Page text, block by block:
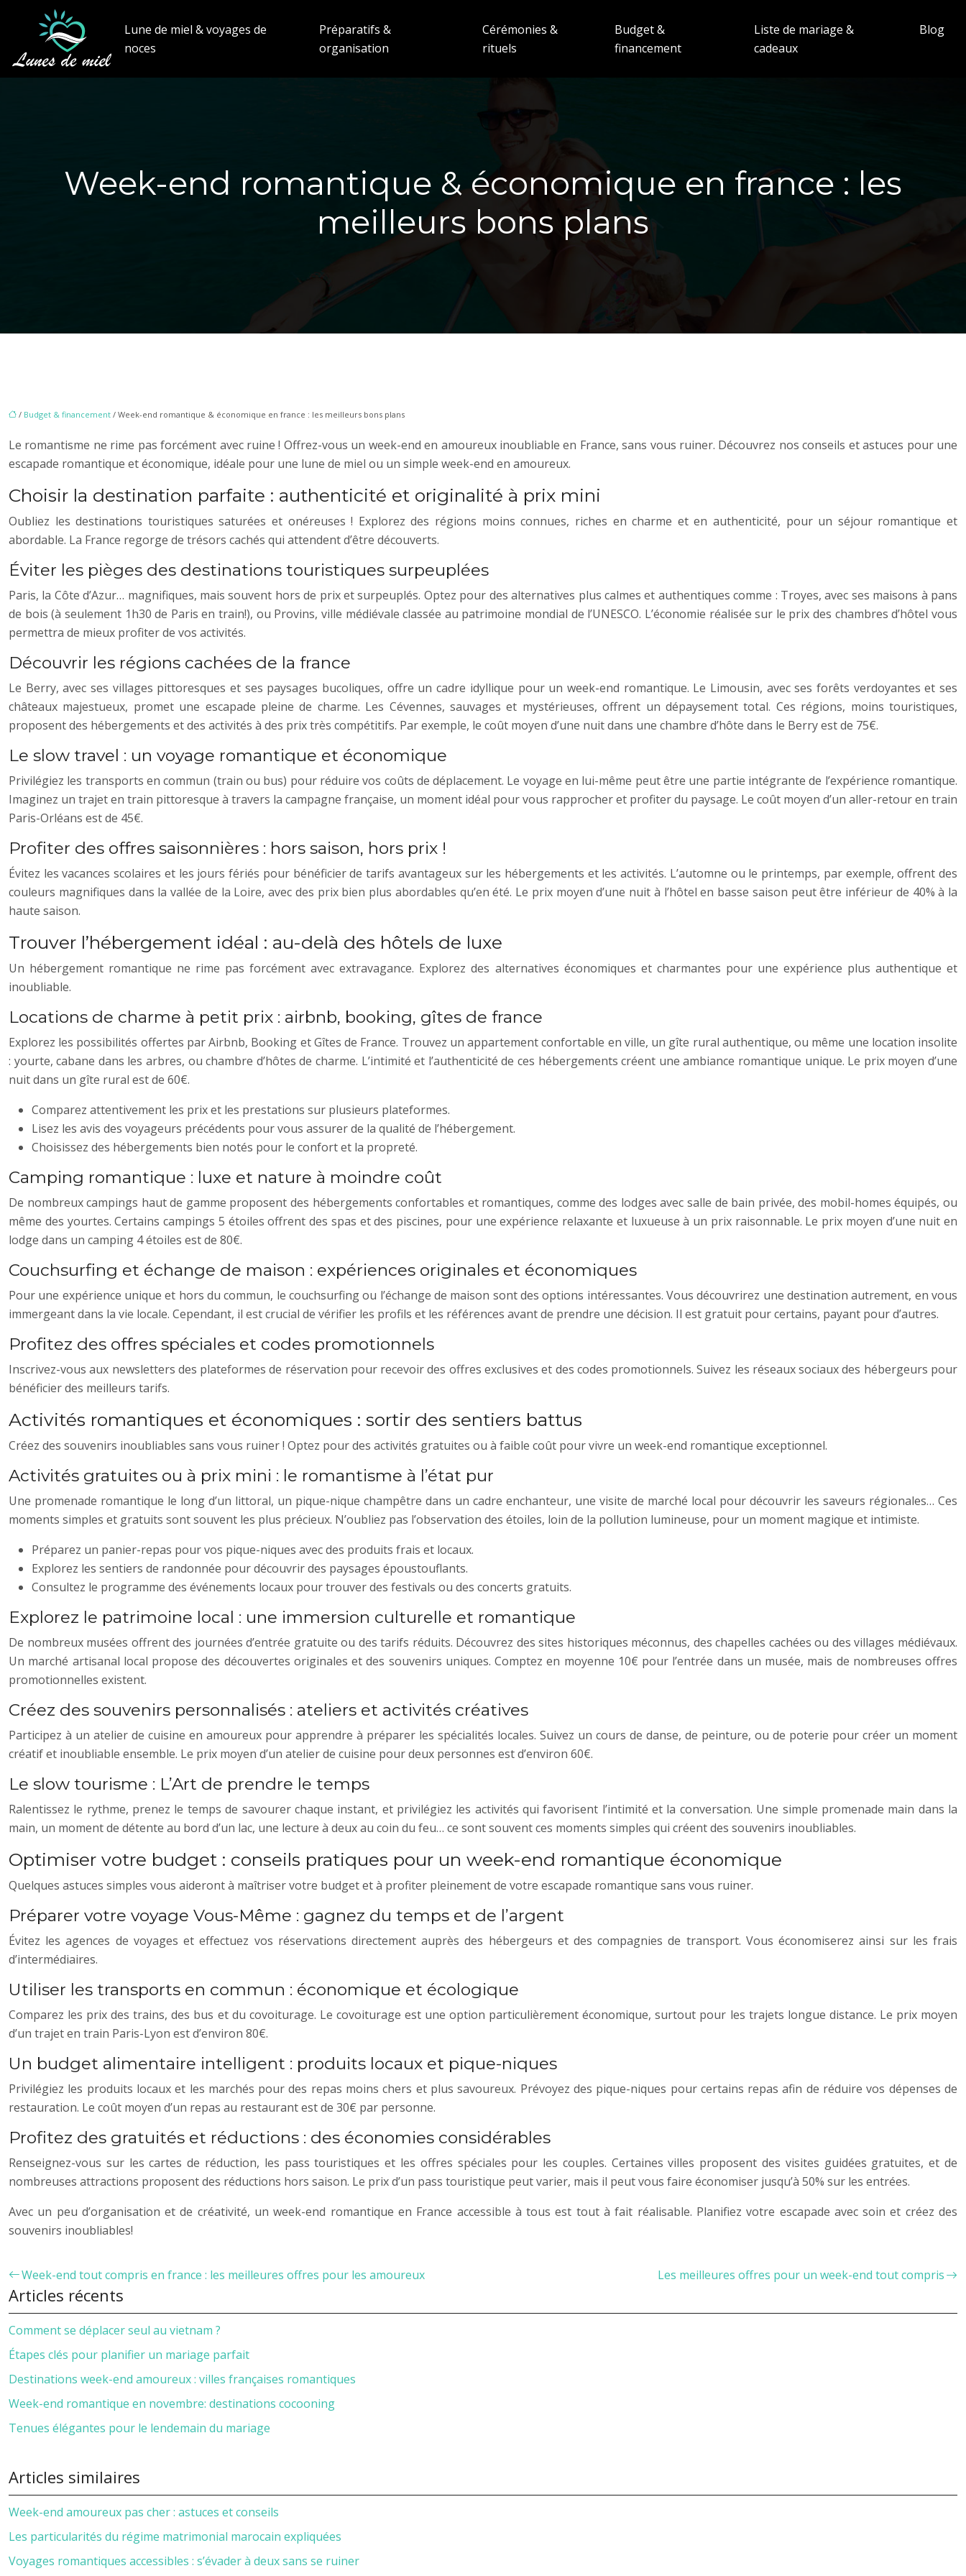
Lune de miel & voyages de
noces
Préparatifs &
organisation
Cérémonies &
rituels
Budget &
financement
Liste de mariage &
cadeaux
Blog
Week-end romantique & économique en france : les
meilleurs bons plans
/ Budget & financement / Week-end romantique & économique en france : les meilleurs bons plans
Le romantisme ne rime pas forcément avec ruine ! Offrez-vous un week-end en amoureux inoubliable en France, sans vous ruiner. Découvrez nos conseils et astuces pour une
escapade romantique et économique, idéale pour une lune de miel ou un simple week-end en amoureux.
Choisir la destination parfaite : authenticité et originalité à prix mini
Oubliez les destinations touristiques saturées et onéreuses ! Explorez des régions moins connues, riches en charme et en authenticité, pour un séjour romantique et
abordable. La France regorge de trésors cachés qui attendent d’être découverts.
Éviter les pièges des destinations touristiques surpeuplées
Paris, la Côte d’Azur… magnifiques, mais souvent hors de prix et surpeuplés. Optez pour des alternatives plus calmes et authentiques comme : Troyes, avec ses maisons à pans
de bois (à seulement 1h30 de Paris en train!), ou Provins, ville médiévale classée au patrimoine mondial de l’UNESCO. L’économie réalisée sur le prix des chambres d’hôtel vous
permettra de mieux profiter de vos activités.
Découvrir les régions cachées de la france
Le Berry, avec ses villages pittoresques et ses paysages bucoliques, offre un cadre idyllique pour un week-end romantique. Le Limousin, avec ses forêts verdoyantes et ses
châteaux majestueux, promet une escapade pleine de charme. Les Cévennes, sauvages et mystérieuses, offrent un dépaysement total. Ces régions, moins touristiques,
proposent des hébergements et des activités à des prix très compétitifs. Par exemple, le coût moyen d’une nuit dans une chambre d’hôte dans le Berry est de 75€.
Le slow travel : un voyage romantique et économique
Privilégiez les transports en commun (train ou bus) pour réduire vos coûts de déplacement. Le voyage en lui-même peut être une partie intégrante de l’expérience romantique.
Imaginez un trajet en train pittoresque à travers la campagne française, un moment idéal pour vous rapprocher et profiter du paysage. Le coût moyen d’un aller-retour en train
Paris-Orléans est de 45€.
Profiter des offres saisonnières : hors saison, hors prix !
Évitez les vacances scolaires et les jours fériés pour bénéficier de tarifs avantageux sur les hébergements et les activités. L’automne ou le printemps, par exemple, offrent des
couleurs magnifiques dans la vallée de la Loire, avec des prix bien plus abordables qu’en été. Le prix moyen d’une nuit à l’hôtel en basse saison peut être inférieur de 40% à la
haute saison.
Trouver l’hébergement idéal : au-delà des hôtels de luxe
Un hébergement romantique ne rime pas forcément avec extravagance. Explorez des alternatives économiques et charmantes pour une expérience plus authentique et
inoubliable.
Locations de charme à petit prix : airbnb, booking, gîtes de france
Explorez les possibilités offertes par Airbnb, Booking et Gîtes de France. Trouvez un appartement confortable en ville, un gîte rural authentique, ou même une location insolite
: yourte, cabane dans les arbres, ou chambre d’hôtes de charme. L’intimité et l’authenticité de ces hébergements créent une ambiance romantique unique. Le prix moyen d’une
nuit dans un gîte rural est de 60€.
Comparez attentivement les prix et les prestations sur plusieurs plateformes.
Lisez les avis des voyageurs précédents pour vous assurer de la qualité de l’hébergement.
Choisissez des hébergements bien notés pour le confort et la propreté.
Camping romantique : luxe et nature à moindre coût
De nombreux campings haut de gamme proposent des hébergements confortables et romantiques, comme des lodges avec salle de bain privée, des mobil-homes équipés, ou
même des yourtes. Certains campings 5 étoiles offrent des spas et des piscines, pour une expérience relaxante et luxueuse à un prix raisonnable. Le prix moyen d’une nuit en
lodge dans un camping 4 étoiles est de 80€.
Couchsurfing et échange de maison : expériences originales et économiques
Pour une expérience unique et hors du commun, le couchsurfing ou l’échange de maison sont des options intéressantes. Vous découvrirez une destination autrement, en vous
immergeant dans la vie locale. Cependant, il est crucial de vérifier les profils et les références avant de prendre une décision. Il est gratuit pour certains, payant pour d’autres.
Profitez des offres spéciales et codes promotionnels
Inscrivez-vous aux newsletters des plateformes de réservation pour recevoir des offres exclusives et des codes promotionnels. Suivez les réseaux sociaux des hébergeurs pour
bénéficier des meilleurs tarifs.
Activités romantiques et économiques : sortir des sentiers battus
Créez des souvenirs inoubliables sans vous ruiner ! Optez pour des activités gratuites ou à faible coût pour vivre un week-end romantique exceptionnel.
Activités gratuites ou à prix mini : le romantisme à l’état pur
Une promenade romantique le long d’un littoral, un pique-nique champêtre dans un cadre enchanteur, une visite de marché local pour découvrir les saveurs régionales… Ces
moments simples et gratuits sont souvent les plus précieux. N’oubliez pas l’observation des étoiles, loin de la pollution lumineuse, pour un moment magique et intimiste.
Préparez un panier-repas pour vos pique-niques avec des produits frais et locaux.
Explorez les sentiers de randonnée pour découvrir des paysages époustouflants.
Consultez le programme des événements locaux pour trouver des festivals ou des concerts gratuits.
Explorez le patrimoine local : une immersion culturelle et romantique
De nombreux musées offrent des journées d’entrée gratuite ou des tarifs réduits. Découvrez des sites historiques méconnus, des chapelles cachées ou des villages médiévaux.
Un marché artisanal local propose des découvertes originales et des souvenirs uniques. Comptez en moyenne 10€ pour l’entrée dans un musée, mais de nombreuses offres
promotionnelles existent.
Créez des souvenirs personnalisés : ateliers et activités créatives
Participez à un atelier de cuisine en amoureux pour apprendre à préparer les spécialités locales. Suivez un cours de danse, de peinture, ou de poterie pour créer un moment
créatif et inoubliable ensemble. Le prix moyen d’un atelier de cuisine pour deux personnes est d’environ 60€.
Le slow tourisme : L’Art de prendre le temps
Ralentissez le rythme, prenez le temps de savourer chaque instant, et privilégiez les activités qui favorisent l’intimité et la conversation. Une simple promenade main dans la
main, un moment de détente au bord d’un lac, une lecture à deux au coin du feu… ce sont souvent ces moments simples qui créent des souvenirs inoubliables.
Optimiser votre budget : conseils pratiques pour un week-end romantique économique
Quelques astuces simples vous aideront à maîtriser votre budget et à profiter pleinement de votre escapade romantique sans vous ruiner.
Préparer votre voyage Vous-Même : gagnez du temps et de l’argent
Évitez les agences de voyages et effectuez vos réservations directement auprès des hébergeurs et des compagnies de transport. Vous économiserez ainsi sur les frais
d’intermédiaires.
Utiliser les transports en commun : économique et écologique
Comparez les prix des trains, des bus et du covoiturage. Le covoiturage est une option particulièrement économique, surtout pour les trajets longue distance. Le prix moyen
d’un trajet en train Paris-Lyon est d’environ 80€.
Un budget alimentaire intelligent : produits locaux et pique-niques
Privilégiez les produits locaux et les marchés pour des repas moins chers et plus savoureux. Prévoyez des pique-niques pour certains repas afin de réduire vos dépenses de
restauration. Le coût moyen d’un repas au restaurant est de 30€ par personne.
Profitez des gratuités et réductions : des économies considérables
Renseignez-vous sur les cartes de réduction, les pass touristiques et les offres spéciales pour les couples. Certaines villes proposent des visites guidées gratuites, et de
nombreuses attractions proposent des réductions hors saison. Le prix d’un pass touristique peut varier, mais il peut vous faire économiser jusqu’à 50% sur les entrées.
Avec un peu d’organisation et de créativité, un week-end romantique en France accessible à tous est tout à fait réalisable. Planifiez votre escapade avec soin et créez des
souvenirs inoubliables!
Week-end tout compris en france : les meilleures offres pour les amoureux Les meilleures offres pour un week-end tout compris
Articles récents
Comment se déplacer seul au vietnam ?
Étapes clés pour planifier un mariage parfait
Destinations week-end amoureux : villes françaises romantiques
Week-end romantique en novembre: destinations cocooning
Tenues élégantes pour le lendemain du mariage
Articles similaires
Week-end amoureux pas cher : astuces et conseils
Les particularités du régime matrimonial marocain expliquées
Voyages romantiques accessibles : s’évader à deux sans se ruiner